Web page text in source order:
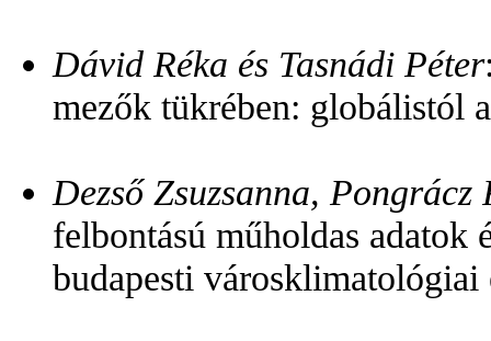
Dávid Réka és Tasnádi Péter
mezők tükrében: globálistól
Dezső Zsuzsanna,
felbontású műholdas adatok
budapesti városklimatológiai